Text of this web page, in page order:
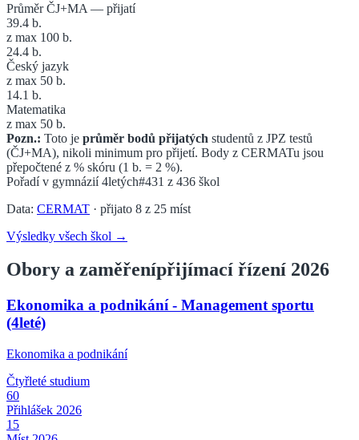
Průměr ČJ+MA — přijatí
39.4 b.
z max 100 b.
24.4 b.
Český jazyk
z max 50 b.
14.1 b.
Matematika
z max 50 b.
Pozn.: Toto je průměr bodů přijatých studentů z JPZ testů
(ČJ+MA), nikoli minimum pro přijetí. Body z CERMATu jsou
přepočtené z % skóru (1 b. = 2 %).
Pořadí v gymnázií 4letých#431 z 436 škol
Data: CERMAT · přijato 8 z 25 míst
Výsledky všech škol →
Obory a zaměřenípřijímací řízení 2026
Ekonomika a podnikání - Management sportu
(4leté)
Ekonomika a podnikání
Čtyřleté studium
60
Přihlášek 2026
15